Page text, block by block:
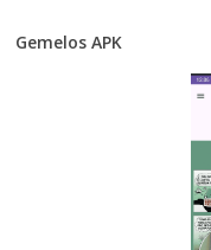
Gemelos APK